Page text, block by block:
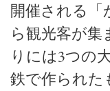
開催される「
ら観光客が
りには3つの
鉄で作られた